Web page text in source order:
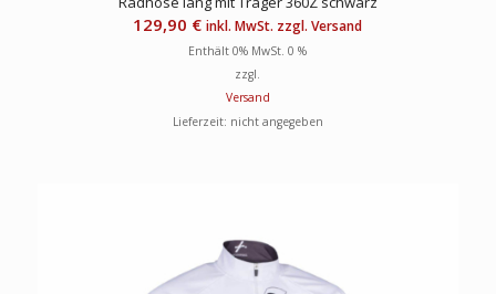
129,90 € inkl. MwSt. zzgl. Versand
Enthält 0% MwSt. 0 %
zzgl.
Versand
Lieferzeit: nicht angegeben